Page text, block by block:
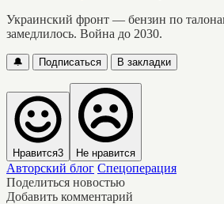
Украинский фронт — бензин по
замедлилось. Война до 2030.
🔔 Подписаться В закладки
Нравится3 Не нравится
Авторский блог Спецоперация
Поделиться новостью
Добавить комментарий